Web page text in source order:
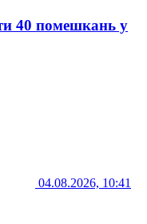
40 помешкань у
04.08.2026, 10:41